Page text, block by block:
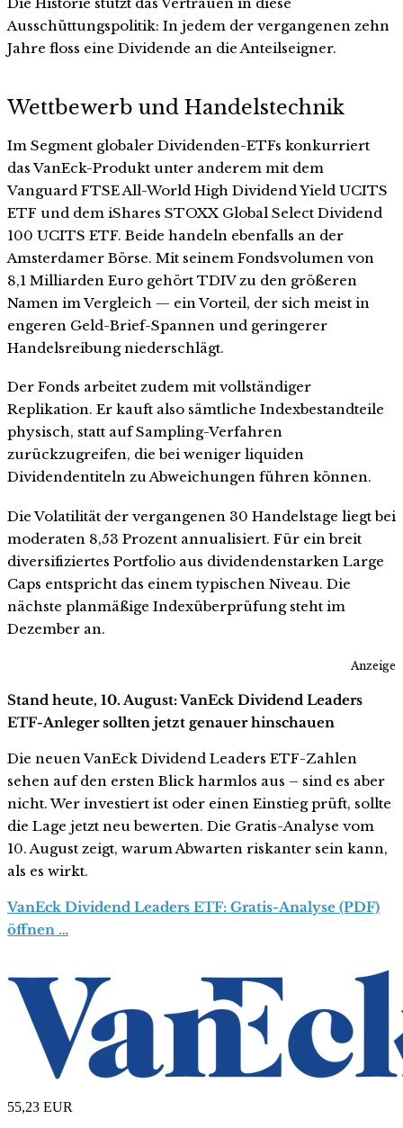
Ausschüttungspolitik: In jedem der vergangenen zehn
Jahre floss eine Dividende an die Anteilseigner.
Wettbewerb und Handelstechnik
Im Segment globaler Dividenden-ETFs konkurriert
das VanEck-Produkt unter anderem mit dem
Vanguard FTSE All-World High Dividend Yield UCITS
ETF und dem iShares STOXX Global Select Dividend
100 UCITS ETF. Beide handeln ebenfalls an der
Amsterdamer Börse. Mit seinem Fondsvolumen von
8,1 Milliarden Euro gehört TDIV zu den größeren
Namen im Vergleich — ein Vorteil, der sich meist in
engeren Geld-Brief-Spannen und geringerer
Handelsreibung niederschlägt.
Der Fonds arbeitet zudem mit vollständiger
Replikation. Er kauft also sämtliche Indexbestandteile
physisch, statt auf Sampling-Verfahren
zurückzugreifen, die bei weniger liquiden
Dividendentiteln zu Abweichungen führen können.
Die Volatilität der vergangenen 30 Handelstage liegt bei
moderaten 8,53 Prozent annualisiert. Für ein breit
diversifiziertes Portfolio aus dividendenstarken Large
Caps entspricht das einem typischen Niveau. Die
nächste planmäßige Indexüberprüfung steht im
Dezember an.
Anzeige
Stand heute, 10. August: VanEck Dividend Leaders
ETF-Anleger sollten jetzt genauer hinschauen
Die neuen VanEck Dividend Leaders ETF-Zahlen
sehen auf den ersten Blick harmlos aus – sind es aber
nicht. Wer investiert ist oder einen Einstieg prüft, sollte
die Lage jetzt neu bewerten. Die Gratis-Analyse vom
10. August zeigt, warum Abwarten riskanter sein kann,
als es wirkt.
VanEck Dividend Leaders ETF: Gratis-Analyse (PDF)
öffnen …
55,23 EUR